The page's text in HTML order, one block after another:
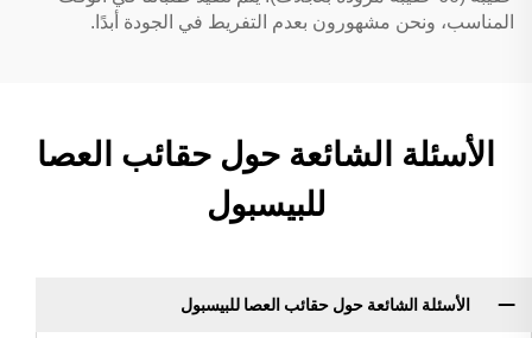
المناسب، ونحن مشهورون بعدم التفريط في الجودة أبدًا.
الأسئلة الشائعة حول حقائب العصا
للبيسبول
الأسئلة الشائعة حول حقائب العصا للبيسبول